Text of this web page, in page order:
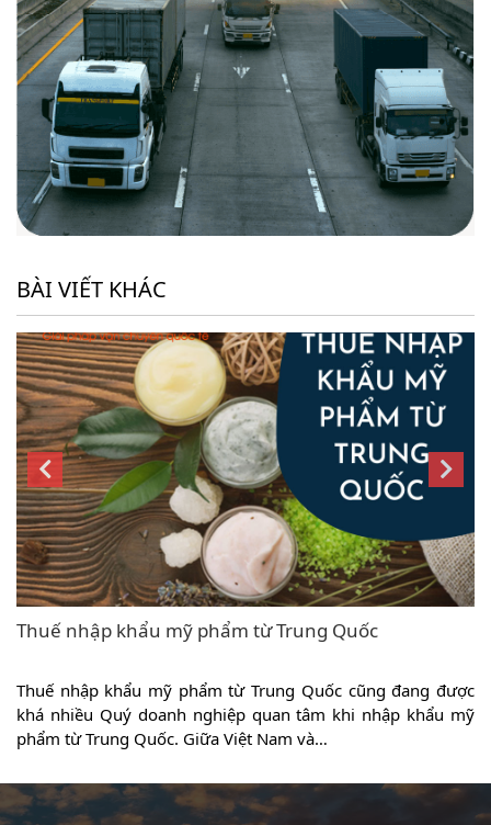
BÀI VIẾT KHÁC
Thuế nhập khẩu mỹ phẩm từ Trung Quốc
Thuế nhập khẩu mỹ phẩm từ Trung Quốc cũng đang được
khá nhiều Quý doanh nghiệp quan tâm khi nhập khẩu mỹ
phẩm từ Trung Quốc. Giữa Việt Nam và…